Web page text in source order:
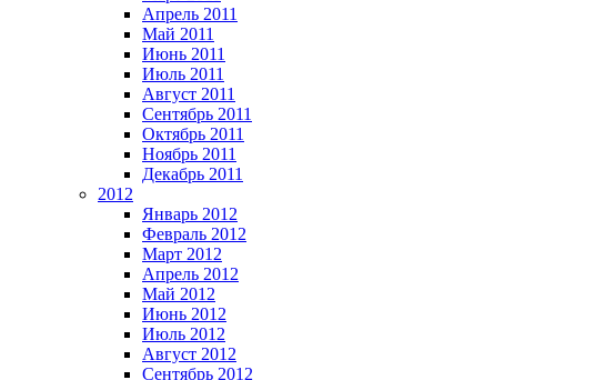
Апрель 2011
Май 2011
Июнь 2011
Июль 2011
Август 2011
Сентябрь 2011
Октябрь 2011
Ноябрь 2011
Декабрь 2011
2012
Январь 2012
Февраль 2012
Март 2012
Апрель 2012
Май 2012
Июнь 2012
Июль 2012
Август 2012
Сентябрь 2012